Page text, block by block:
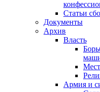
Статьи
Документы
Архив
Власть
Армия и